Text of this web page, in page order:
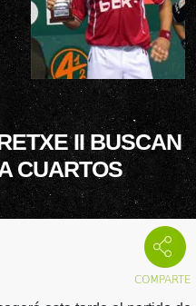
II BUSCAN
CUARTOS